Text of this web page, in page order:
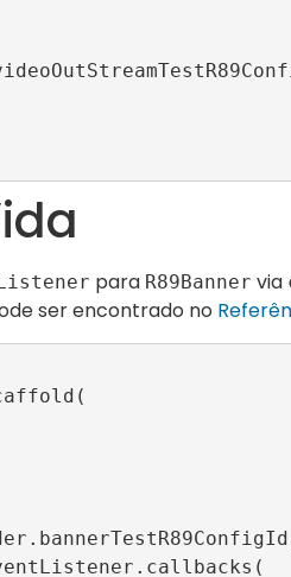
para R89Banner via
ser encontrado no